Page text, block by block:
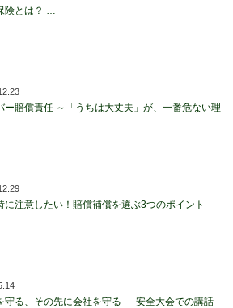
険とは？ …
ー賠償責任 ～「うちは大丈夫」が、一番危ない理
に注意したい！賠償補償を選ぶ3つのポイント
守る、その先に会社を守る ― 安全大会での講話